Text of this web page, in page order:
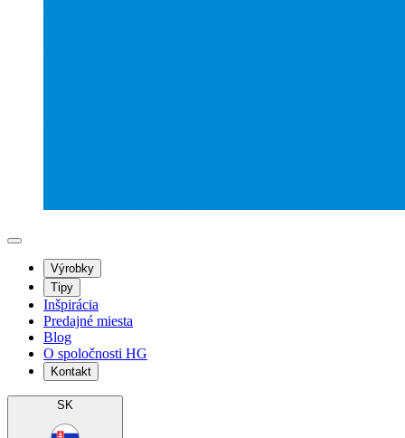
Výrobky
Tipy
Inšpirácia
Predajné miesta
Blog
O spoločnosti HG
Kontakt
SK